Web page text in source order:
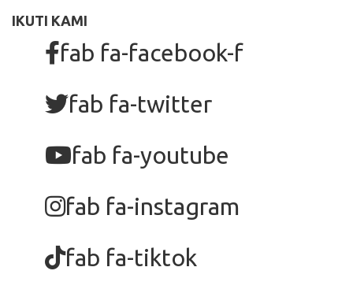
IKUTI KAMI
fab fa-facebook-f
fab fa-twitter
fab fa-youtube
fab fa-instagram
fab fa-tiktok